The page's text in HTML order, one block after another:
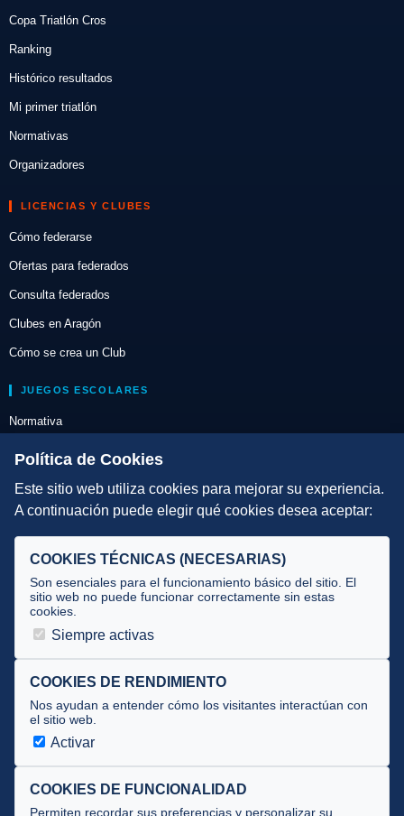
Copa Triatlón Cros
Ranking
Histórico resultados
Mi primer triatlón
Normativas
Organizadores
LICENCIAS Y CLUBES
Cómo federarse
Ofertas para federados
Consulta federados
Clubes en Aragón
Cómo se crea un Club
JUEGOS ESCOLARES
Normativa
Escuelas de Triatlón
DIRECCIÓN TÉCNICA
Selecciones
Tecnificación
JUECES Y OFICIALES
Documentos
Cursos
Circulares oficiales
Convocatorias y Equipaciones
Política de Cookies
Este sitio web utiliza cookies para mejorar su experiencia.
A continuación puede elegir qué cookies desea aceptar:
COOKIES TÉCNICAS (NECESARIAS)
Son esenciales para el funcionamiento básico del sitio. El
sitio web no puede funcionar correctamente sin estas
cookies.
Siempre activas
COOKIES DE RENDIMIENTO
Nos ayudan a entender cómo los visitantes interactúan con
el sitio web.
Activar
COOKIES DE FUNCIONALIDAD
Permiten recordar sus preferencias y personalizar su